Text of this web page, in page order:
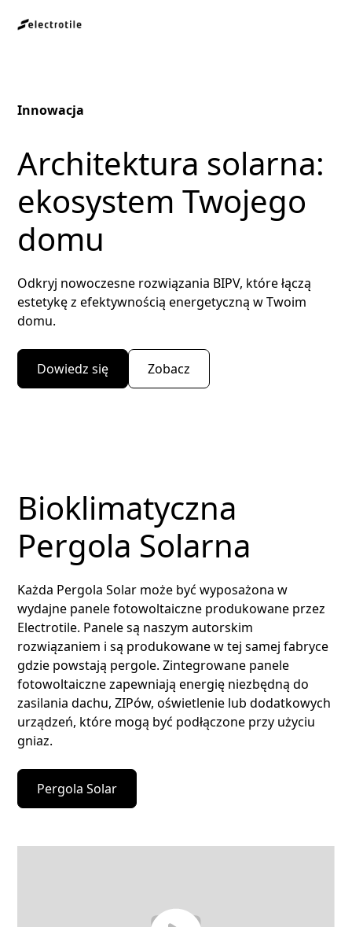
Innowacja
Architektura solarna:
ekosystem Twojego
domu
Odkryj nowoczesne rozwiązania BIPV, które łączą
estetykę z efektywnością energetyczną w Twoim
domu.
Dowiedz się Zobacz
Bioklimatyczna
Pergola Solarna
Każda Pergola Solar może być wyposażona w
wydajne panele fotowoltaiczne produkowane przez
Electrotile. Panele są naszym autorskim
rozwiązaniem i są produkowane w tej samej fabryce
gdzie powstają pergole. Zintegrowane panele
fotowoltaiczne zapewniają energię niezbędną do
zasilania dachu, ZIPów, oświetlenie lub dodatkowych
urządzeń, które mogą być podłączone przy użyciu
gniaz.
Pergola Solar